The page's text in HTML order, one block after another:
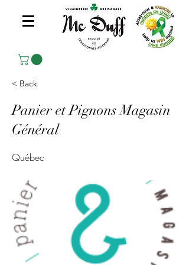
< Back
Panier et Pignons Magasin
Général
Québec